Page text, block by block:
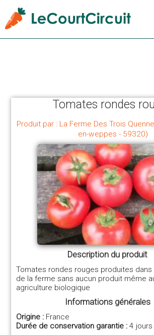
Tomates rondes
Produit par : La Ferme Des Trois
en-weppes - 59320)
Description du produit
Tomates rondes rouges produites dans
de la ferme sans aucun produit même
agriculture biologique
Informations générales
Origine : France
Durée de conservation garantie :4 jours